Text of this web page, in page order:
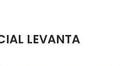
LEVANTA